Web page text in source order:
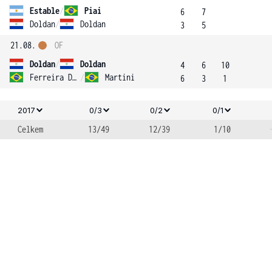
Estable/
Piai
Doldan/ Doldan
6
3
7
5
21.08.
Doldan/
Doldan
Ferreira Da Silva / Martini
OF
4
6
6
3
10
1
2017 0/3 0/2 0/1
Celkem 13/49 12/39 1/10